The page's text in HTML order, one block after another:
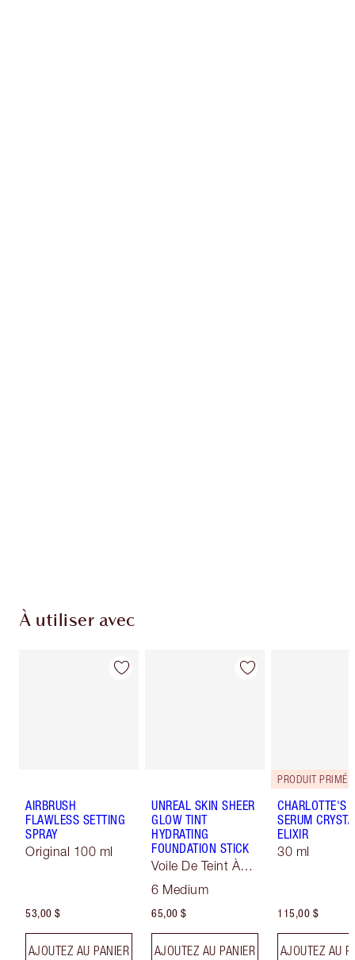
À utiliser avec
AIRBRUSH
FLAWLESS SETTING
SPRAY
Original 100 ml
53,00 $
AJOUTEZ AU PANIER
UNREAL SKIN SHEER
GLOW TINT
HYDRATING
FOUNDATION STICK
Voile De Teint À
6 Medium
65,00 $
AJOUTEZ AU PANIER
PRODUIT PRIMÉ
CHARLOTTE'S
SERUM
ELIXIR
30 ml
115,00 $
AJOUTEZ AU